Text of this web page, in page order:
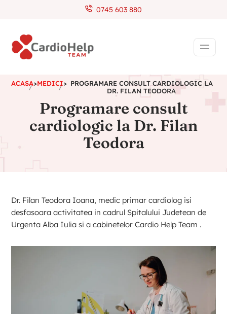
0745 603 880
ACASA>MEDICI> PROGRAMARE CONSULT CARDIOLOGIC LA
DR. FILAN TEODORA
Programare consult
cardiologic la Dr. Filan
Teodora
Dr. Filan Teodora Ioana, medic primar cardiolog isi
desfasoara activitatea in cadrul Spitalului Judetean de
Urgenta Alba Iulia si a cabinetelor Cardio Help Team .